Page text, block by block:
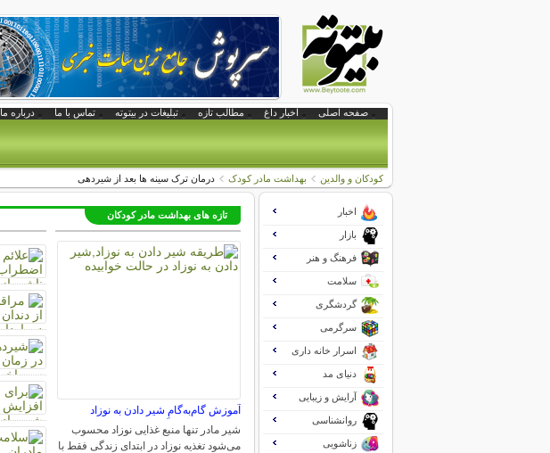
صفحه اصلی اخبار داغ مطالب تازه تبلیغات در بیتوته تماس با ما درباره ما
کودکان و والدین بهداشت مادر کودک درمان ترک سینه ها بعد از شیردهی
تازه های بهداشت مادر کودکان
آموزش گام‌به‌گامِ شیر دادن به نوزاد
شیر مادر تنها منبع غذایی نوزاد محسوب
می‌شود تغذیه نوزاد در ابتدای زندگی فقط با
اخبار
بازار
فرهنگ و هنر
سلامت
گردشگری
سرگرمی
اسرار خانه داری
دنیای مد
آرایش و زیبایی
روانشناسی
زناشویی